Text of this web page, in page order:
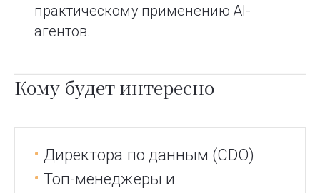
практическому применению AI-
агентов.
Кому будет интересно
Директора по данным (CDO)
Топ-менеджеры и